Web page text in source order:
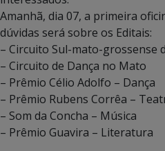
Amanhã, dia 07, a primeira
dúvidas será sobre os Editais:
– Circuito Sul-mato-grossense
– Circuito de Dança no Mato
– Prêmio Célio Adolfo – Dança
– Prêmio Rubens Corrêa –
– Som da Concha – Música
– Prêmio Guavira – Literatura